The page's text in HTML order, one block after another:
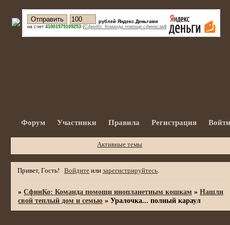
рублей Яндекс.Деньгами
на счет 41001979109253 (СфинКо: Команда помощи сфинксам)
Форум Участники Правила Регистрация
Активные темы
Привет, Гость! Войдите илизарегистрируйтесь.
»СфинКо: Команда помощи инопланетным кошкам »Нашли
свой теплый дом и семью »Уралочка... полный караул